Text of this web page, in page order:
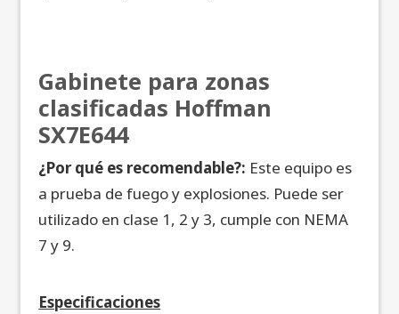
Gabinete para zonas
clasificadas Hoffman
SX7E644
¿Por qué es recomendable?: Este equipo es
a prueba de fuego y explosiones. Puede ser
utilizado en clase 1, 2 y 3, cumple con NEMA
7 y 9.
Especificaciones